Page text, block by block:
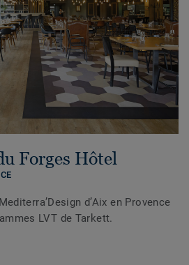
Forges Hôtel
d’Aix en Provence
LVT de Tarkett.